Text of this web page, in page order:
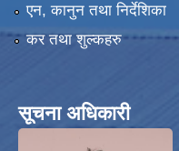
एन, कानुन तथा निर्देशिका
कर तथा शुल्कहरु
सूचना अधिकारी